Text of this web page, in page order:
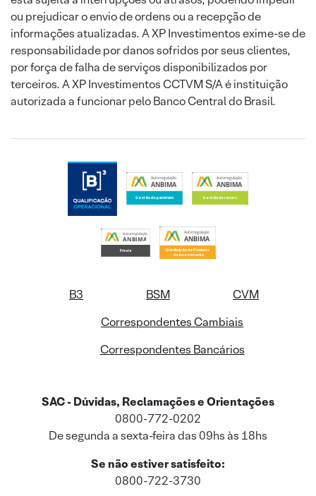
ou prejudicar o envio de ordens ou a recepção de
informações atualizadas. A XP Investimentos exime-se de
responsabilidade por danos sofridos por seus clientes,
por força de falha de serviços disponibilizados por
terceiros. A XP Investimentos CCTVM S/A é instituição
autorizada a funcionar pelo Banco Central do Brasil.
B3 BSM
CVM
Correspondentes Cambiais
Correspondentes Bancários
SAC - Dúvidas, Reclamações e Orientações
0800-772-0202
De segunda a sexta-feira das 09hs às 18hs
Se não estiver satisfeito:
0800-722-3730